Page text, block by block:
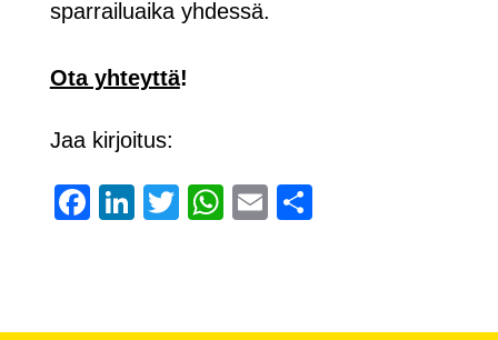
sparrailuaika yhdessä.
Ota yhteyttä!
Jaa kirjoitus:
Facebook
LinkedIn
Twitter
WhatsApp
Email